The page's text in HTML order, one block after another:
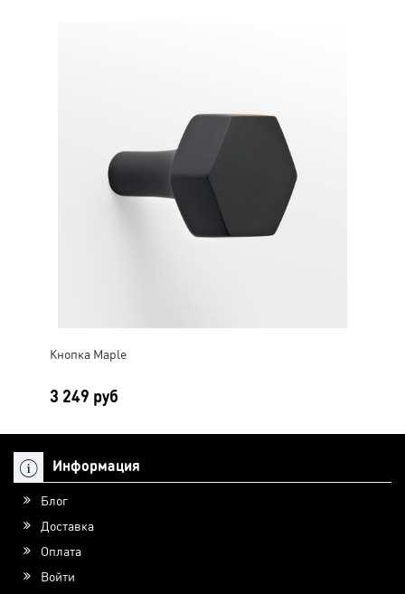
Кнопка Maple
3 249 руб
Информация
Блог
Доставка
Оплата
Войти